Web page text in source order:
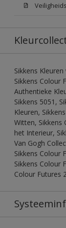
Sikkens
Sikkens Colour
Authentieke
Sikkens 5051,
Kleuren,
Witten, Sikkens
het Interieur,
Van Gogh
Sikkens Colour
Sikkens Colour
Colour Futures